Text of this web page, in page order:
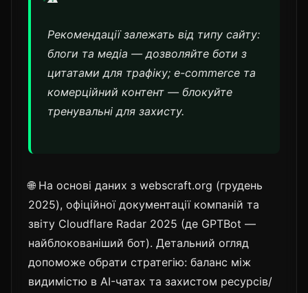
Рекомендації залежать від типу сайту:
блоги та медіа — дозволяйте боти з
цитатами для трафіку; e-commerce та
комерційний контент — блокуйте
тренувальні для захисту.
🌐 На основі даних з webscraft.org (грудень
2025), офіційної документації компаній та
звіту Cloudflare Radar 2025 (де GPTBot —
найблокованіший бот). Детальний огляд
допоможе обрати стратегію: баланс між
видимістю в AI-чатах та захистом ресурсів/